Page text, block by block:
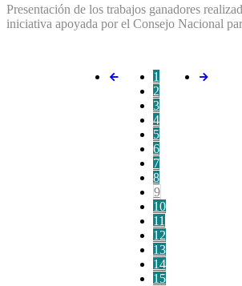
Presentación de los trabajos ganadores
iniciativa apoyada por el Consejo Nacional
1
2
3
4
5
6
7
8
9
10
11
12
13
14
15